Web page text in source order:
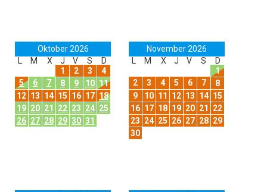
Oktober 2026
M X J V S
D
1
2 3
4
5
6 7 8 9 10 11
12 13 14 15 16 17 18
19 20 21 22 23 24 25
26 27 28 29 30 31
November 2026
M X J V S
D
1
2
3 4 5 6 7
8
9
10 11 12 13 14 15
16 17 18 19 20 21
22
23 24 25 26 27 28 29
30